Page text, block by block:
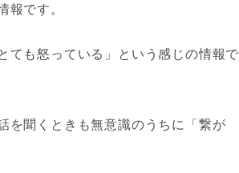
報です。
ても怒っている」という感じの情報で
を聞くときも無意識のうちに「繋が